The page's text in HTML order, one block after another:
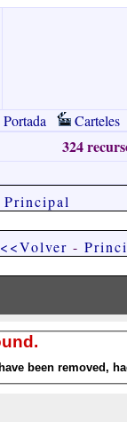
Portada Carteles
324
Principal
<<Volver -